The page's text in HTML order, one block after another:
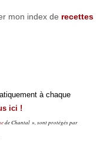
mon index de recettes
à chaque
ici !
de Chantal », sont protégés par